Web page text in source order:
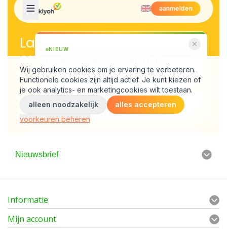
Nieuwsbrief
Informatie
Mijn account